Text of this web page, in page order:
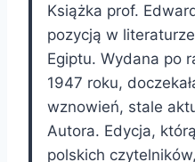
Książka prof.
pozycją w
Egiptu. Wydana po
1947 roku,
wznowień, stale
Autora. Edycja,
polskich